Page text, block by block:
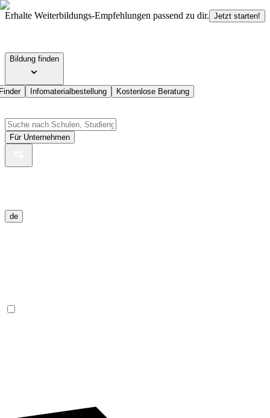
Erhalte Weiterbildungs-Empfehlungen passend zu dir. Jetzt starten!
Bildung finden
Infomaterialbestellung Kostenlose Beratung
Für Unternehmen
de